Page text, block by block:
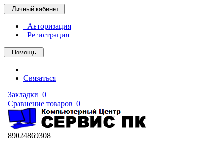
Личный кабинет
Авторизация
Регистрация
Помощь
Связаться
Закладки 0
Сравнение товаров 0
89024869308